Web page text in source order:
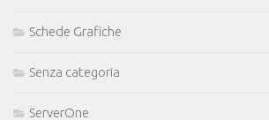
Schede Grafiche
Senza categoria
ServerOne